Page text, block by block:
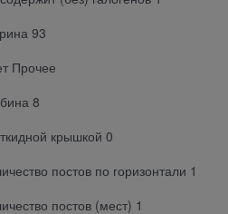
93
Прочее
8
крышкой 0
постов по горизонтали 1
постов (мест) 1